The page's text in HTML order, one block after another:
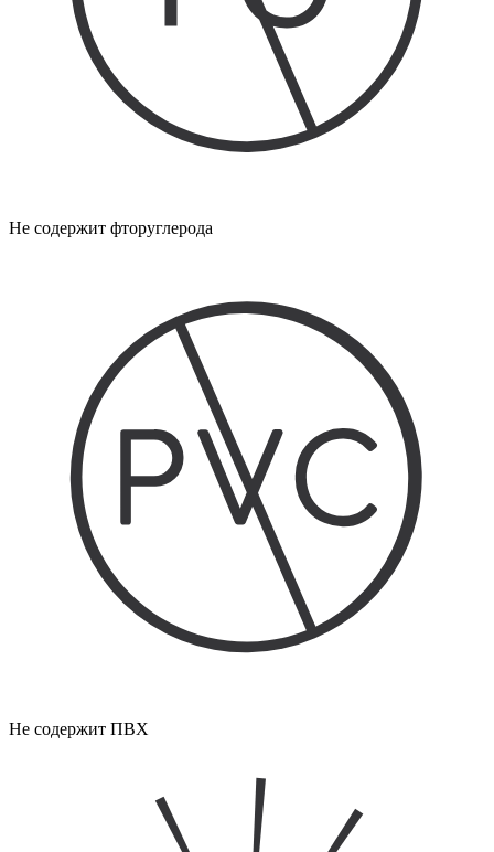
Не содержит фторуглерода
Не содержит ПВХ